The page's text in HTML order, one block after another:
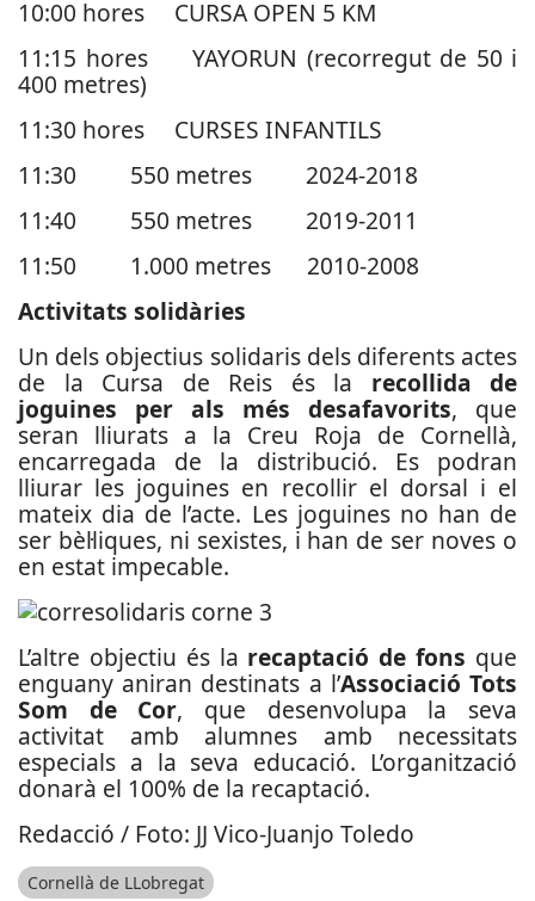
10:00 hores CURSA OPEN 5 KM
11:15 hores YAYORUN (recorregut de 50 i
400 metres)
11:30 hores CURSES INFANTILS
11:30 550 metres 2024-2018
11:40 550 metres 2019-2011
11:50 1.000 metres 2010-2008
Activitats solidàries
Un dels objectius solidaris dels diferents actes
de la Cursa de Reis és la recollida de
joguines per als més desafavorits, que
seran lliurats a la Creu Roja de Cornellà,
encarregada de la distribució. Es podran
lliurar les joguines en recollir el dorsal i el
mateix dia de l’acte. Les joguines no han de
ser bèl·liques, ni sexistes, i han de ser noves o
en estat impecable.
L’altre objectiu és la recaptació de fons que
enguany aniran destinats a l’Associació Tots
Som de Cor, que desenvolupa la seva
activitat amb alumnes amb necessitats
especials a la seva educació. L’organització
donarà el 100% de la recaptació.
Redacció / Foto: JJ Vico-Juanjo Toledo
Cornellà de LLobregat